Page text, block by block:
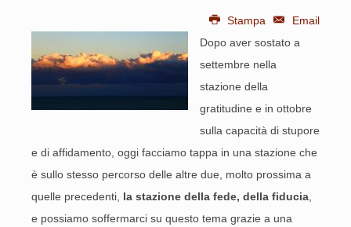
Stampa
Email
Dopo aver sostato a
settembre nella
stazione della
gratitudine e in ottobre
sulla capacità di stupore
e di affidamento, oggi facciamo tappa in una stazione che
è sullo stesso percorso delle altre due, molto prossima a
quelle precedenti, la stazione della fede, della fiducia
e possiamo soffermarci su questo tema grazie a una